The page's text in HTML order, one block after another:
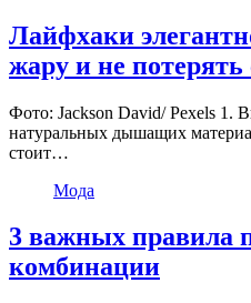
Лайфхаки
жару и не
Фото: Jackson David/ Pexels 1.
натуральных дышащих
стоит…
Мода
3 важных правила
комбинации